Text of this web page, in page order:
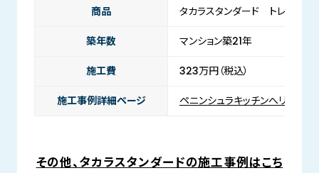
商品 タカラスタンダード トレーシア
築年数 マンション築21年
施工費 323万円（税込）
施工事例詳細ページ ペニンシュラキッチンへリノベ
その他、タカラスタンダードの施工事例はこち